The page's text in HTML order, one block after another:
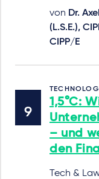
von Dr.
(L.S.E.),
CIPP/E
1,5°C:
– und
den
Tech &